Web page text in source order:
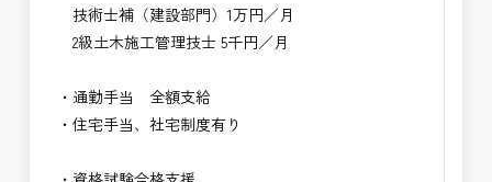
技術士補（建設部門）1万円／月
2級土木施工管理技士 5千円／月
・通勤手当 全額支給
・住宅手当、社宅制度有り